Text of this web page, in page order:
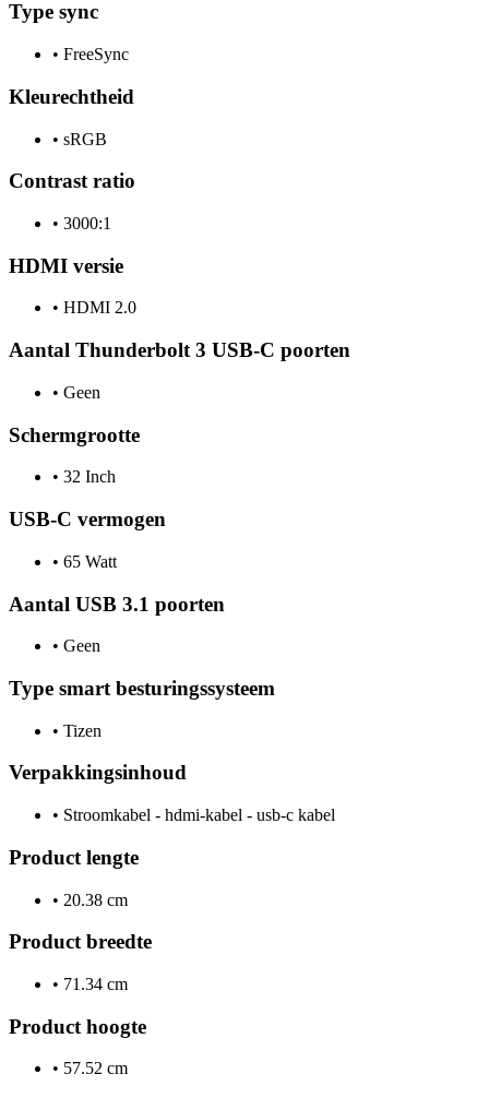
Type sync
• FreeSync
Kleurechtheid
• sRGB
Contrast ratio
• 3000:1
HDMI versie
• HDMI 2.0
Aantal Thunderbolt 3 USB-C poorten
• Geen
Schermgrootte
• 32 Inch
USB-C vermogen
• 65 Watt
Aantal USB 3.1 poorten
• Geen
Type smart besturingssysteem
• Tizen
Verpakkingsinhoud
• Stroomkabel - hdmi-kabel - usb-c kabel
Product lengte
• 20.38 cm
Product breedte
• 71.34 cm
Product hoogte
• 57.52 cm